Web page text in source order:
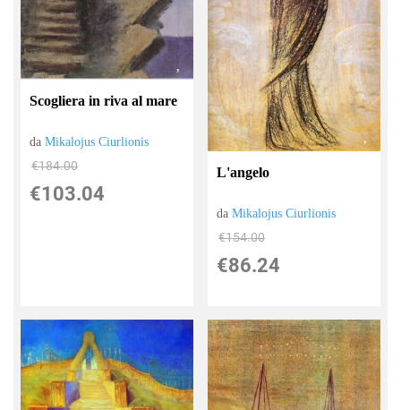
Scogliera in riva al mare
daMikalojus Ciurlionis
€184.00
€103.04
L'angelo
daMikalojus Ciurlionis
€154.00
€86.24